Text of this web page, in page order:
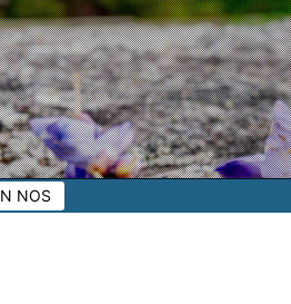
NOS